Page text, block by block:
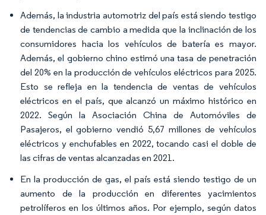
Además, la industria automotriz del país está siendo testigo
de tendencias de cambio a medida que la inclinación de los
consumidores hacia los vehículos de batería es mayor.
Además, el gobierno chino estimó una tasa de penetración
del 20% en la producción de vehículos eléctricos para 2025.
Esto se refleja en la tendencia de ventas de vehículos
eléctricos en el país, que alcanzó un máximo histórico en
2022. Según la Asociación China de Automóviles de
Pasajeros, el gobierno vendió 5,67 millones de vehículos
eléctricos y enchufables en 2022, tocando casi el doble de
las cifras de ventas alcanzadas en 2021.
En la producción de gas, el país está siendo testigo de un
aumento de la producción en diferentes yacimientos
petrolíferos en los últimos años. Por ejemplo, según datos